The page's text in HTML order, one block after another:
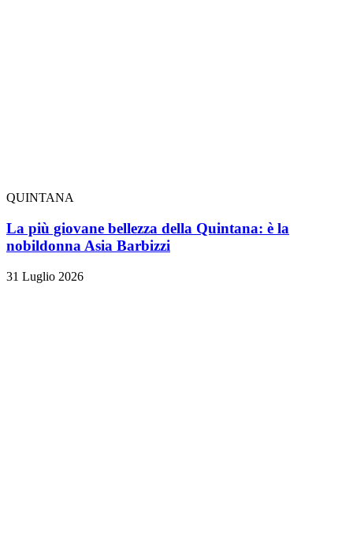
QUINTANA
La più giovane bellezza della Quintana: è la
nobildonna Asia Barbizzi
31 Luglio 2026